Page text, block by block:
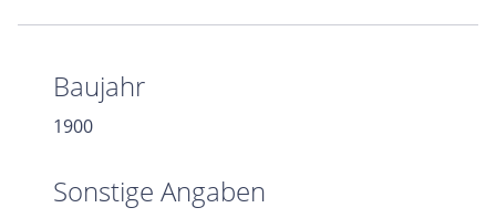
Baujahr
1900
Sonstige Angaben